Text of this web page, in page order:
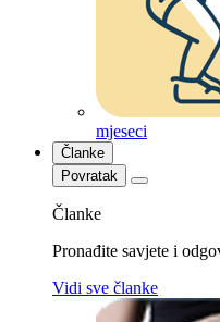
mjeseci
Članke
Povratak
Članke
Pronađite savjete i
Vidi sve članke